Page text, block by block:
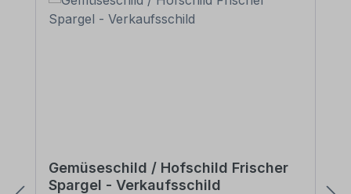
Gemüseschild / Hofschild Frischer
Spargel - Verkaufsschild